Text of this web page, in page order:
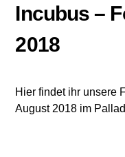
Incubus –
2018
Hier findet ihr unsere
August 2018 im